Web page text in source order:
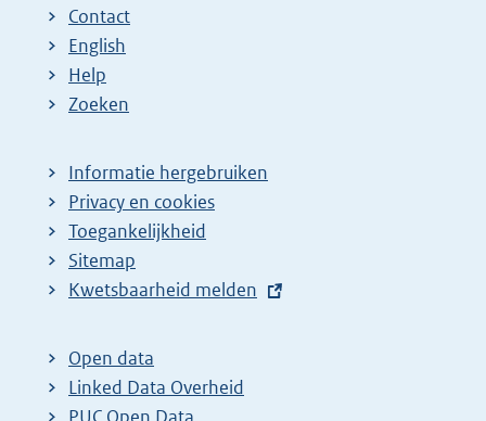
Contact
English
Help
Zoeken
Informatie hergebruiken
Privacy en cookies
Toegankelijkheid
Sitemap
E
t
e
r
Kwetsbaarheid melden
Open data
Linked Data Overheid